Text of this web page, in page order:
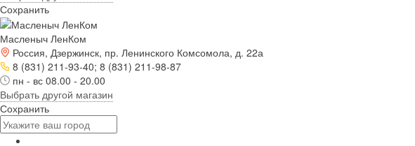
Сохранить
Масленыч ЛенКом
Россия, Дзержинск, пр. Ленинского Комсомола, д. 22а
8 (831) 211-93-40; 8 (831) 211-98-87
пн - вс 08.00 - 20.00
Выбрать другой магазин
Сохранить